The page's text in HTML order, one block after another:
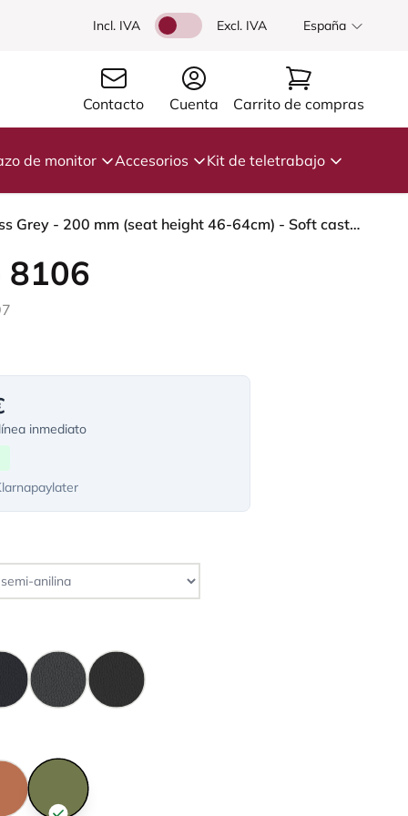
Incl. IVA Excl. IVA España
Contacto Cuenta Carrito de compras
de monitor Accesorios Kit de teletrabajo
HÅG Capisco 8106 - Paloma Soft (Wollsdorf) - Cuero semi-anilina - ATG55130 - Dark brown - Moss Grey - 200 mm (seat height 46-64cm) - Soft castors for hard floors
8106
inmediato